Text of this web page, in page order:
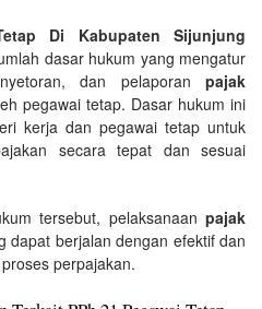
Di Kabupaten Sijunjung
dasar hukum yang mengatur
dan pelaporan pajak
pegawai tetap. Dasar hukum ini
kerja dan pegawai tetap untuk
secara tepat dan sesuai
tersebut, pelaksanaan pajak
dapat berjalan dengan efektif dan
perpajakan.